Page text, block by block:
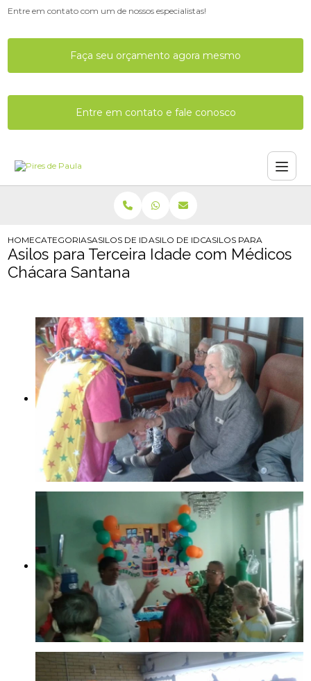
Entre em contato com um de nossos especialistas!
Faça seu orçamento agora mesmo
Entre em contato e fale conosco
HOMECATEGORIASASILOS DE IDOSOSASILO DE IDOSO COM ALZHEIMER
ASILOS PARA
Asilos para Terceira Idade com Médicos
Chácara Santana